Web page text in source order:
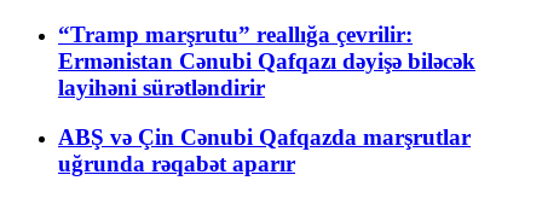
“Tramp marşrutu” reallığa çevrilir:
Ermənistan Cənubi Qafqazı dəyişə biləcək
layihəni sürətləndirir
ABŞ və Çin Cənubi Qafqazda marşrutlar
uğrunda rəqabət aparır